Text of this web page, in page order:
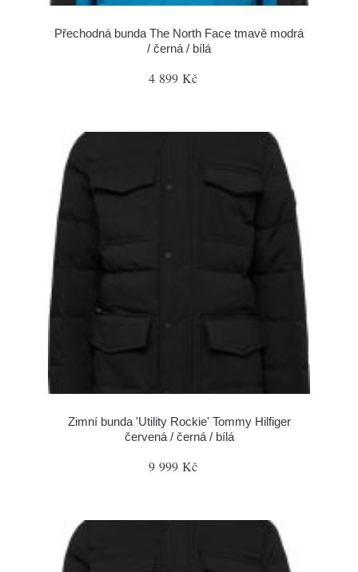
Přechodná bunda The North Face tmavě modrá
/ černá / bílá
4 899 Kč
Zimní bunda 'Utility Rockie' Tommy Hilfiger
červená / černá / bílá
9 999 Kč